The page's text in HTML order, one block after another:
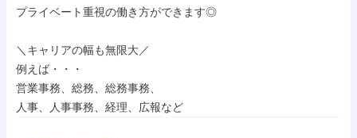
プライベート重視の働き方ができます◎
＼キャリアの幅も無限大／
例えば・・・
営業事務、総務、総務事務、
人事、人事事務、経理、広報など